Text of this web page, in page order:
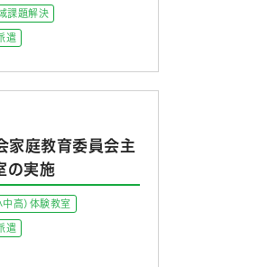
課題解決
遣
家庭教育委員会主
の実施
中高)体験教室
遣